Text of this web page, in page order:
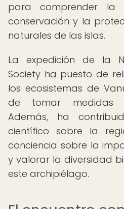
para comprender la
conservación y la
naturales de las islas.
La expedición de la
Society ha puesto de
los ecosistemas de
de tomar medidas
Además, ha
científico sobre la
conciencia sobre la
y valorar la diversidad
este archipiélago.